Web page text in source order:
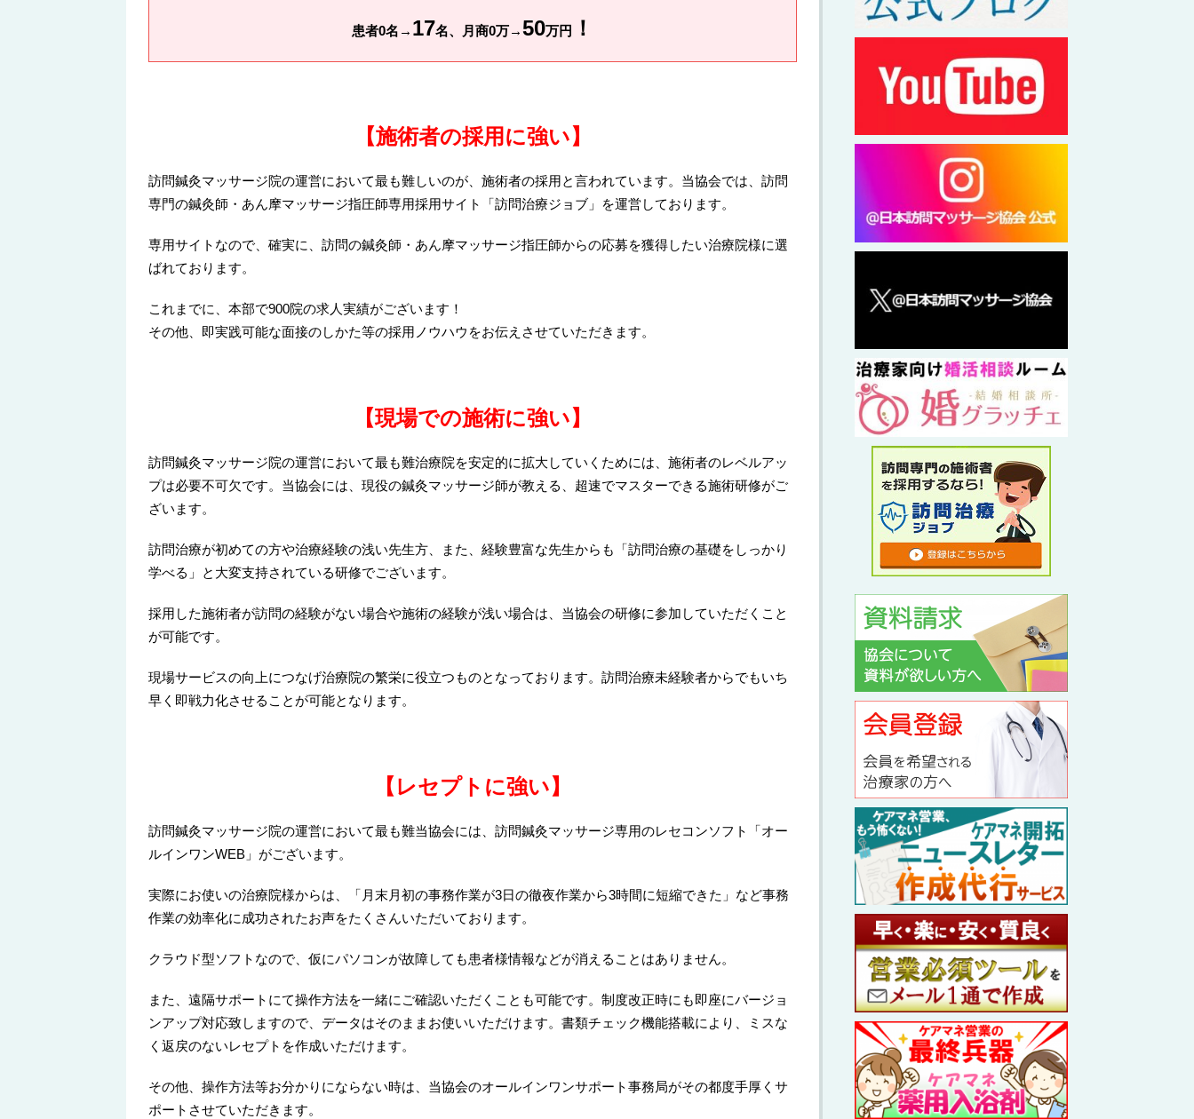
患者0名→ 17名、月商0万→50万円 ！
【施術者の採用に強い】
訪問鍼灸マッサージ院の運営において最も難しいのが、施術者の採用と言われています。当協会では、訪問
専門の鍼灸師・あん摩マッサージ指圧師専用採用サイト「訪問治療ジョブ」を運営しております。
専用サイトなので、確実に、訪問の鍼灸師・あん摩マッサージ指圧師からの応募を獲得したい治療院様に選
ばれております。
これまでに、本部で900院の求人実績がございます！
その他、即実践可能な面接のしかた等の採用ノウハウをお伝えさせていただきます。
【現場での施術に強い】
訪問鍼灸マッサージ院の運営において最も難治療院を安定的に拡大していくためには、施術者のレベルアッ
プは必要不可欠です。当協会には、現役の鍼灸マッサージ師が教える、超速でマスターできる施術研修がご
ざいます。
訪問治療が初めての方や治療経験の浅い先生方、また、経験豊富な先生からも「訪問治療の基礎をしっかり
学べる」と大変支持されている研修でございます。
採用した施術者が訪問の経験がない場合や施術の経験が浅い場合は、当協会の研修に参加していただくこと
が可能です。
現場サービスの向上につなげ治療院の繁栄に役立つものとなっております。訪問治療未経験者からでもいち
早く即戦力化させることが可能となります。
【 レセプトに強い】
訪問鍼灸マッサージ院の運営において最も難当協会には、訪問鍼灸マッサージ専用のレセコンソフト「オー
ルインワンWEB」がございます。
実際にお使いの治療院様からは、「月末月初の事務作業が3日の徹夜作業から3時間に短縮できた」など事務
作業の効率化に成功されたお声をたくさんいただいております。
クラウド型ソフトなので、仮にパソコンが故障しても患者様情報などが消えることはありません。
また、遠隔サポートにて操作方法を一緒にご確認いただくことも可能です。制度改正時にも即座にバージョ
ンアップ対応致しますので、データはそのままお使いいただけます。書類チェック機能搭載により、ミスな
く返戻のないレセプトを作成いただけます。
その他、操作方法等お分かりにならない時は、当協会のオールインワンサポート事務局がその都度手厚くサ
ポートさせていただきます。